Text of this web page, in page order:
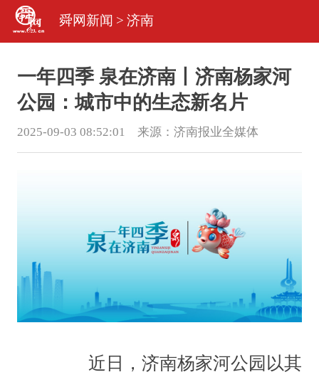
舜网新闻 > 济南
一年四季 泉在济南丨济南杨家河
公园：城市中的生态新名片
2025-09-03 08:52:01 来源： 济南报业全媒体
近日，济南杨家河公园以其